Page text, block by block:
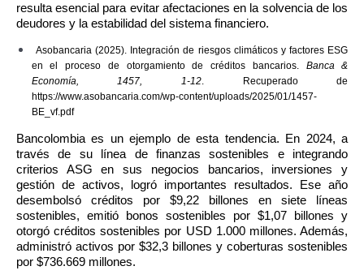
resulta esencial para evitar afectaciones en la solvencia de los
deudores y la estabilidad del sistema financiero.
Asobancaria (2025). Integración de riesgos climáticos y factores ESG
en el proceso de otorgamiento de créditos bancarios. Banca &
Economía, 1457, 1-12. Recuperado de
https://www.asobancaria.com/wp-content/uploads/2025/01/1457-
BE_vf.pdf
Bancolombia es un ejemplo de esta tendencia. En 2024, a
través de su línea de finanzas sostenibles e integrando
criterios ASG en sus negocios bancarios, inversiones y
gestión de activos, logró importantes resultados. Ese año
desembolsó créditos por $9,22 billones en siete líneas
sostenibles, emitió bonos sostenibles por $1,07 billones y
otorgó créditos sostenibles por USD 1.000 millones. Además,
administró activos por $32,3 billones y coberturas sostenibles
por $736.669 millones.